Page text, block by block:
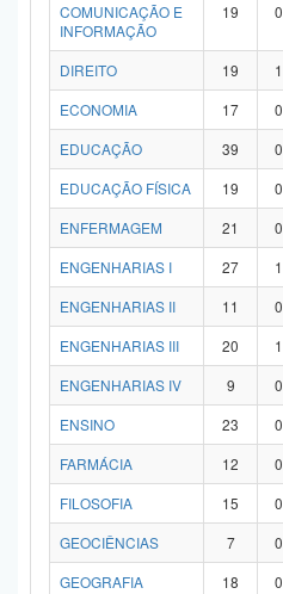
COMUNICAÇÃO E
INFORMAÇÃO
19 0
DIREITO 19 1
ECONOMIA
17 0
EDUCAÇÃO
39 0
EDUCAÇÃO FÍSICA
19 0
ENFERMAGEM
21 0
ENGENHARIAS I
27 1
ENGENHARIAS II
11 0
ENGENHARIAS III
20 1
ENGENHARIAS IV
9 0
ENSINO
23 0
FARMÁCIA
12 0
FILOSOFIA
15 0
GEOCIÊNCIAS
7 0
GEOGRAFIA
18 0